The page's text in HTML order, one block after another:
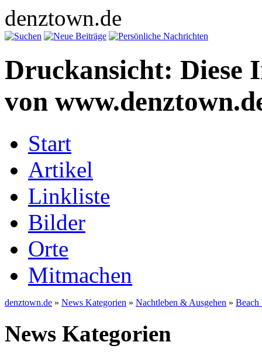
denztown.de
Druckansicht: Diese
von
Start
Artikel
Linkliste
Bilder
Orte
Mitmachen
denztown.de » News Kategorien » Nachtleben & Ausgehen » Beach
News Kategorien